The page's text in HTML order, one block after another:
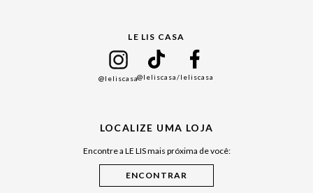
Cuidados Casa
LE LIS CASA
@leliscasa@leliscasa/leliscasa
LOCALIZE UMA LOJA
Encontre a LE LIS mais próxima de você: